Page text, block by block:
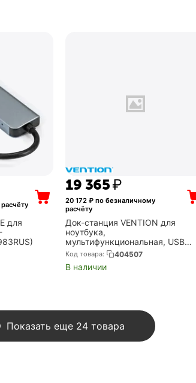
для
19 365₽
20 172 ₽ по безналичному
расчёту
Док-станция VENTION для
ноутбука,
мультифункциональная, USB
Type C 12 в 1 (THSHC)
Код товара: 404507
В наличии
Показать еще 24 товара